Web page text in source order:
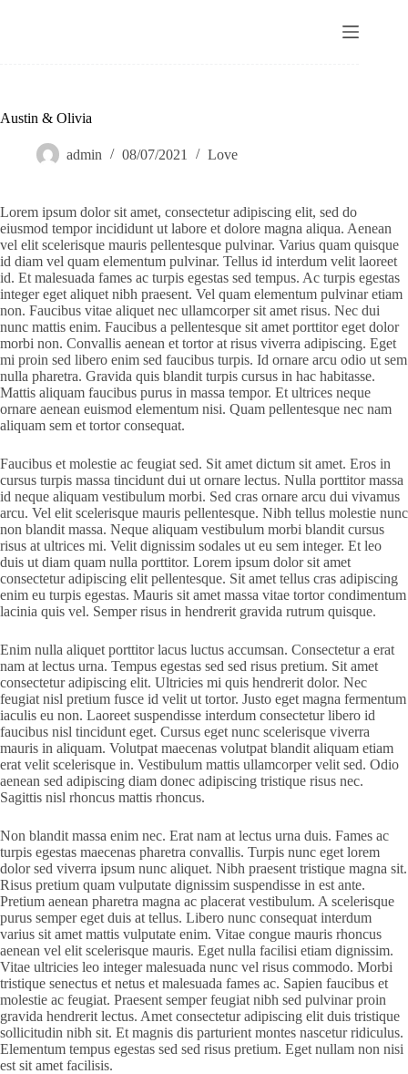
Austin & Olivia
admin 08/07/2021 Love
Lorem ipsum dolor sit amet, consectetur adipiscing elit, sed do
eiusmod tempor incididunt ut labore et dolore magna aliqua. Aenean
vel elit scelerisque mauris pellentesque pulvinar. Varius quam quisque
id diam vel quam elementum pulvinar. Tellus id interdum velit laoreet
id. Et malesuada fames ac turpis egestas sed tempus. Ac turpis egestas
integer eget aliquet nibh praesent. Vel quam elementum pulvinar etiam
non. Faucibus vitae aliquet nec ullamcorper sit amet risus. Nec dui
nunc mattis enim. Faucibus a pellentesque sit amet porttitor eget dolor
morbi non. Convallis aenean et tortor at risus viverra adipiscing. Eget
mi proin sed libero enim sed faucibus turpis. Id ornare arcu odio ut sem
nulla pharetra. Gravida quis blandit turpis cursus in hac habitasse.
Mattis aliquam faucibus purus in massa tempor. Et ultrices neque
ornare aenean euismod elementum nisi. Quam pellentesque nec nam
aliquam sem et tortor consequat.
Faucibus et molestie ac feugiat sed. Sit amet dictum sit amet. Eros in
cursus turpis massa tincidunt dui ut ornare lectus. Nulla porttitor massa
id neque aliquam vestibulum morbi. Sed cras ornare arcu dui vivamus
arcu. Vel elit scelerisque mauris pellentesque. Nibh tellus molestie nunc
non blandit massa. Neque aliquam vestibulum morbi blandit cursus
risus at ultrices mi. Velit dignissim sodales ut eu sem integer. Et leo
duis ut diam quam nulla porttitor. Lorem ipsum dolor sit amet
consectetur adipiscing elit pellentesque. Sit amet tellus cras adipiscing
enim eu turpis egestas. Mauris sit amet massa vitae tortor condimentum
lacinia quis vel. Semper risus in hendrerit gravida rutrum quisque.
Enim nulla aliquet porttitor lacus luctus accumsan. Consectetur a erat
nam at lectus urna. Tempus egestas sed sed risus pretium. Sit amet
consectetur adipiscing elit. Ultricies mi quis hendrerit dolor. Nec
feugiat nisl pretium fusce id velit ut tortor. Justo eget magna fermentum
iaculis eu non. Laoreet suspendisse interdum consectetur libero id
faucibus nisl tincidunt eget. Cursus eget nunc scelerisque viverra
mauris in aliquam. Volutpat maecenas volutpat blandit aliquam etiam
erat velit scelerisque in. Vestibulum mattis ullamcorper velit sed. Odio
aenean sed adipiscing diam donec adipiscing tristique risus nec.
Sagittis nisl rhoncus mattis rhoncus.
Non blandit massa enim nec. Erat nam at lectus urna duis. Fames ac
turpis egestas maecenas pharetra convallis. Turpis nunc eget lorem
dolor sed viverra ipsum nunc aliquet. Nibh praesent tristique magna sit.
Risus pretium quam vulputate dignissim suspendisse in est ante.
Pretium aenean pharetra magna ac placerat vestibulum. A scelerisque
purus semper eget duis at tellus. Libero nunc consequat interdum
varius sit amet mattis vulputate enim. Vitae congue mauris rhoncus
aenean vel elit scelerisque mauris. Eget nulla facilisi etiam dignissim.
Vitae ultricies leo integer malesuada nunc vel risus commodo. Morbi
tristique senectus et netus et malesuada fames ac. Sapien faucibus et
molestie ac feugiat. Praesent semper feugiat nibh sed pulvinar proin
gravida hendrerit lectus. Amet consectetur adipiscing elit duis tristique
sollicitudin nibh sit. Et magnis dis parturient montes nascetur ridiculus.
Elementum tempus egestas sed sed risus pretium. Eget nullam non nisi
est sit amet facilisis.